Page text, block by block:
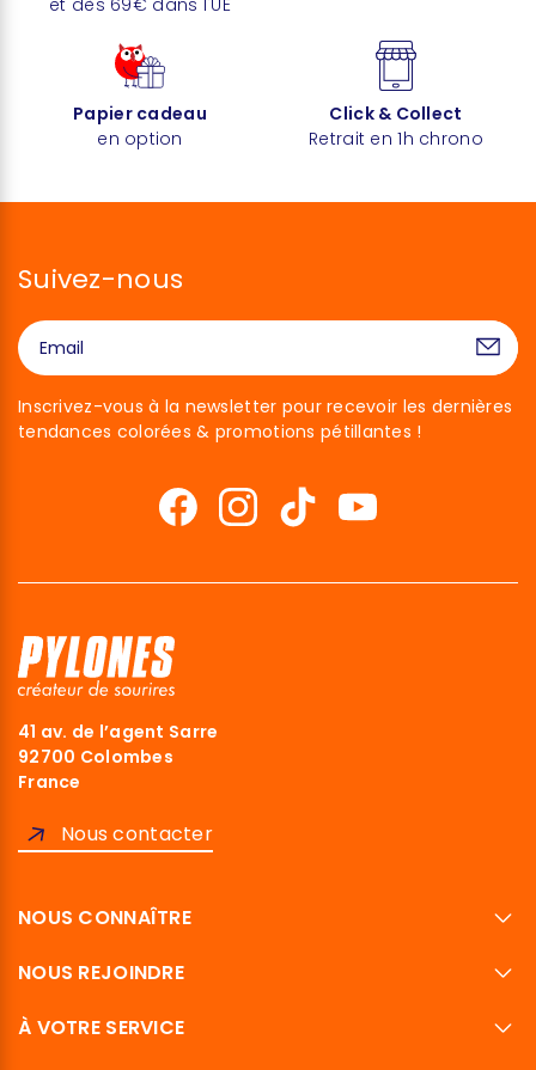
Papier cadeau
en option
Click & Collect
Retrait en 1h chrono
Suivez-nous
Inscrivez-vous à la newsletter pour recevoir les dernières
tendances colorées & promotions pétillantes !
41 av. de l’agent Sarre
92700 Colombes
France
Nous contacter
NOUS CONNAÎTRE
NOUS REJOINDRE
À VOTRE SERVICE